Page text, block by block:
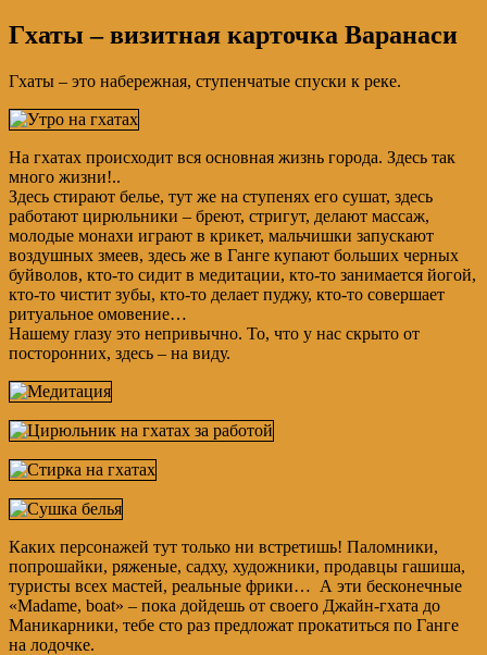
Гхаты – визитная карточка Варанаси
Гхаты – это набережная, ступенчатые спуски к реке.
На гхатах происходит вся основная жизнь города. Здесь так
много жизни!..
Здесь стирают белье, тут же на ступенях его сушат, здесь
работают цирюльники – бреют, стригут, делают массаж,
молодые монахи играют в крикет, мальчишки запускают
воздушных змеев, здесь же в Ганге купают больших черных
буйволов, кто-то сидит в медитации, кто-то занимается йогой,
кто-то чистит зубы, кто-то делает пуджу, кто-то совершает
ритуальное омовение…
Нашему глазу это непривычно. То, что у нас скрыто от
посторонних, здесь – на виду.
Каких персонажей тут только ни встретишь! Паломники,
попрошайки, ряженые, садху, художники, продавцы гашиша,
туристы всех мастей, реальные фрики… А эти бесконечные
«Madame, boat» – пока дойдешь от своего Джайн-гхата до
Маникарники, тебе сто раз предложат прокатиться по Ганге
на лодочке.